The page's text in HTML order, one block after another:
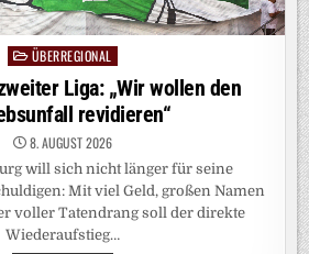
PostedÜBERREGIONAL
Liga: „Wir wollen den
revidieren“
8. AUGUST 2026
will sich nicht länger für seine
Mit viel Geld, großen Namen
voller Tatendrang soll der direkte
Wiederaufstieg…